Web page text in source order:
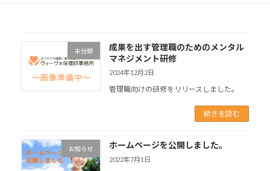
未分類
成果を出す管理職のためのメンタル
マネジメント研修
2024年12月2日
管理職向けの研修をリリースしました。
続きを読む
お知らせ ホームページを公開しました。
2022年7月1日